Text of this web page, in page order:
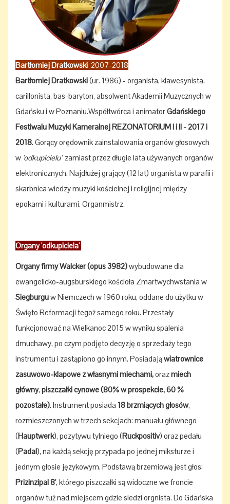
Bartłomiej Dratkowski 2007-2018
Bartłomiej Dratkowski(ur. 1986) - organista, klawesynista,
carillonista, bas-baryton, absolwent Akademii Muzycznych w
Gdańsku i w Poznaniu.Współtwórca i animatorGdańskiego
Festiwalu Muzyki Kameralnej REZONATORIUM I i II - 2017 i
2018. Gorący orędownik zainstalowania organów głosowych
w 'odkupicielu'zamiast przez długie lata używanych organów
elektronicznych. Najdłużej grający (12 lat) organista w parafii i
skarbnica wiedzy muzyki kościelnej i religijnej między
epokami i kulturami. Organmistrz.
Organy 'odkupiciela'
Organy firmy Walcker (opus 3982)wybudowane dla
ewangelicko-augsburskiego kościoła Zmartwychwstania w
Siegburguw Niemczech w 1960 roku, oddane do użytku w
Święto Reformacji tegoż samego roku. Przestały
funkcjonować na Wielkanoc 2015 w wyniku spalenia
dmuchawy, po czym podjęto decyzję o sprzedaży tego
instrumentu i zastąpiono go innym. Posiadająwiatrownice
zasuwowo-klapowe z własnymi miechami,orazmiech
główny, piszczałki cynowe (80% w prospekcie, 60 %
pozostałe). Instrument posiada 18 brzmiących głosów,
rozmieszczonych w trzech sekcjach: manuału głównego
(Hauptwerk), pozytywu tylniego (Ruckpositiv) oraz pedału
(Padal), na każdą sekcję przypada po jednej miksturze i
jednym głosie językowym. Podstawą brzemiową jest głos:
Prizinzipal 8', którego piszczałki są widoczne we froncie
organów tuż nad miejscem gdzie siedzi orgnista. Do Gdańska